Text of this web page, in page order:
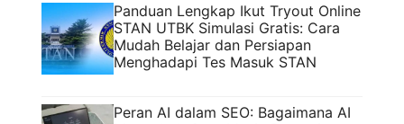
Panduan Lengkap Ikut Tryout Online
STAN UTBK Simulasi Gratis: Cara
Mudah Belajar dan Persiapan
Menghadapi Tes Masuk STAN
Peran AI dalam SEO: Bagaimana AI